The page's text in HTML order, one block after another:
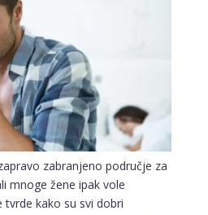
zabranjeno područje za
mnoge žene ipak vole
tvrde kako su svi dobri